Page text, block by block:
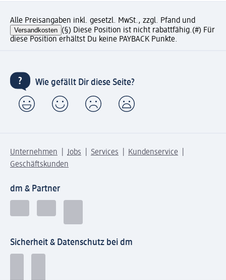
Alle Preisangaben inkl. gesetzl. MwSt., zzgl. Pfand und
Versandkosten (§) Diese Position ist nicht rabattfähig.(#) Für
diese Position erhältst Du keine PAYBACK Punkte.
Wie gefällt Dir diese Seite?
Unternehmen Jobs Services
Kundenservice
Geschäftskunden
dm & Partner
Sicherheit & Datenschutz bei dm